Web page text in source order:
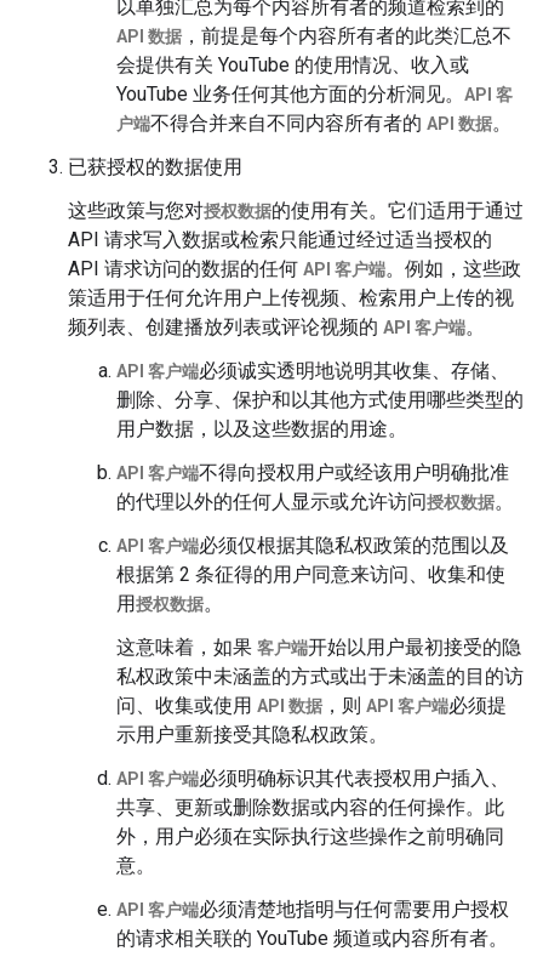
以单独汇总为每个内容所有者的频道检索到的
API 数据 ，前提是每个内容所有者的此类汇总不
会提供有关 YouTube 的使用情况、收入或
YouTube 业务任何其他方面的分析洞见。 API 客
户端不得合并来自不同内容所有者的 API 数据。
已获授权的数据使用
这些政策与您对授权数据的使用有关。它们适用于通过
API 请求写入数据或检索只能通过经过适当授权的
API 请求访问的数据的任何 API 客户端。例如，这些政
策适用于任何允许用户上传视频、检索用户上传的视
频列表、创建播放列表或评论视频的 API 客户端。
API 客户端必须诚实透明地说明其收集、存储、
删除、分享、保护和以其他方式使用哪些类型的
用户数据，以及这些数据的用途。
API 客户端不得向授权用户或经该用户明确批准
的代理以外的任何人显示或允许访问授权数据。
API 客户端必须仅根据其隐私权政策的范围以及
根据第 2 条征得的用户同意来访问、收集和使
用授权数据。
这意味着，如果 客户端开始以用户最初接受的隐
私权政策中未涵盖的方式或出于未涵盖的目的访
问、收集或使用 API 数据 ，则 API 客户端必须提
示用户重新接受其隐私权政策。
API 客户端必须明确标识其代表授权用户插入、
共享、更新或删除数据或内容的任何操作。此
外，用户必须在实际执行这些操作之前明确同
意。
API 客户端必须清楚地指明与任何需要用户授权
的请求相关联的 YouTube 频道或内容所有者。